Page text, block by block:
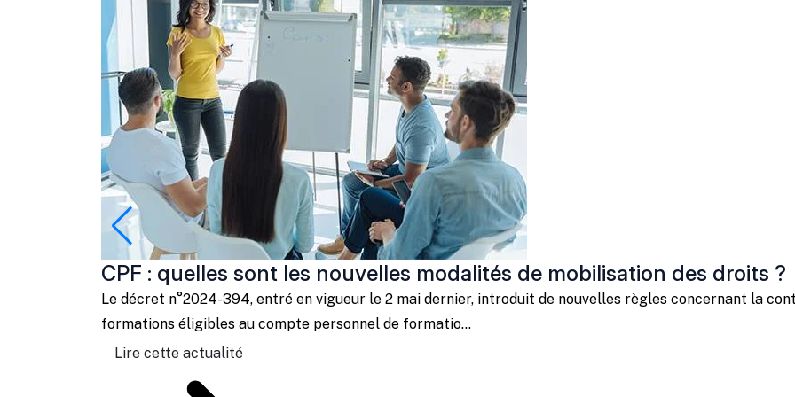
CPF : quelles sont les nouvelles modalités de mobilisation des droits ?
Le décret n°2024-394, entré en vigueur le 2 mai dernier, introduit de nouvelles règles concernant la
formations éligibles au compte personnel de formatio...
Lire cette actualité